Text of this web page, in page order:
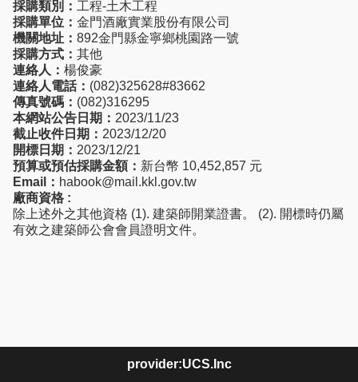
採購類別： 工程-土木工程
採購單位： 金門酒廠實業股份有限公司
機關地址： 892金門縣金寧鄉桃園路一號
採購方式： 其他
連絡人： 楊俊豪
連絡人電話： (082)325628#83662
傳真號碼： (082)316295
本網站公告日期： 2023/11/23
截止收件日期： 2023/12/20
開標日期： 2023/12/21
預算或預估採購金額： 新台幣 10,452,857 元
Email： habook@mail.kkl.gov.tw
廠商資格 :
除上述外之其他資格 (1). 建築師開業證書。 (2). 開標時仍屬
有效之建築師公會會員證明文件。
provider:UCS.Inc